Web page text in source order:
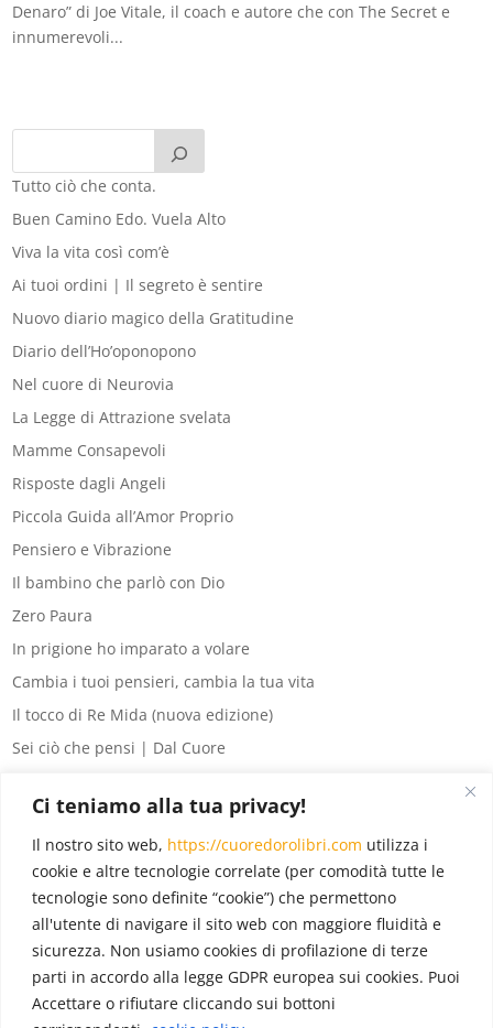
Ci teniamo alla tua privacy!
Il nostro sito web, https://cuoredorolibri.com utilizza i
cookie e altre tecnologie correlate (per comodità tutte le
tecnologie sono definite “cookie”) che permettono
all'utente di navigare il sito web con maggiore fluidità e
sicurezza. Non usiamo cookies di profilazione di terze
parti in accordo alla legge GDPR europea sui cookies. Puoi
Accettare o rifiutare cliccando sui bottoni
Denaro” di Joe Vitale, il coach e autore che con The Secret e
innumerevoli...
Tutto ciò che conta.
Buen Camino Edo. Vuela Alto
Viva la vita così com’è
Ai tuoi ordini | Il segreto è sentire
Nuovo diario magico della Gratitudine
Diario dell’Ho’oponopono
Nel cuore di Neurovia
La Legge di Attrazione svelata
Mamme Consapevoli
Risposte dagli Angeli
Piccola Guida all’Amor Proprio
Pensiero e Vibrazione
Il bambino che parlò con Dio
Zero Paura
In prigione ho imparato a volare
Cambia i tuoi pensieri, cambia la tua vita
Il tocco di Re Mida (nuova edizione)
Sei ciò che pensi | Dal Cuore
La legge di Attrazione per principianti
Eventi(6)
In evidenza(18)
Novità
Pubblicazioni(22)